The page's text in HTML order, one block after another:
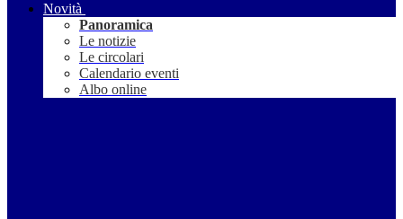
Novità
Panoramica
Le notizie
Le circolari
Calendario eventi
Albo online